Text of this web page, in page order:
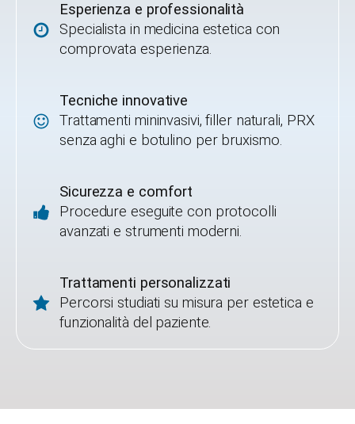
Esperienza e professionalità
Specialista in medicina estetica con
comprovata esperienza.
Tecniche innovative
Trattamenti mininvasivi, filler naturali, PRX
senza aghi e botulino per bruxismo.
Sicurezza e comfort
Procedure eseguite con protocolli
avanzati e strumenti moderni.
Trattamenti personalizzati
Percorsi studiati su misura per estetica e
funzionalità del paziente.